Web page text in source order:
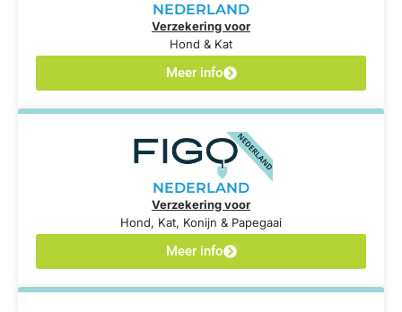
NEDERLAND
Verzekering voor
Hond & Kat
Meer info
NEDERLAND
Verzekering voor
Hond, Kat, Konijn & Papegaai
Meer info